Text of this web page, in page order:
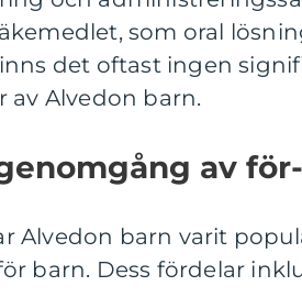
som oral
det oftast ingen
av Alvedon barn.
av
Alvedon barn varit
barn. Dess fördelar